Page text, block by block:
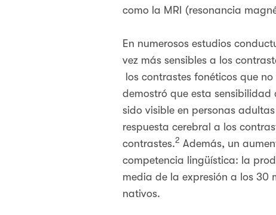
como la MRI (resonancia
En numerosos estudios
vez más sensibles a los
los contrastes fonéticos que
demostró que esta
sido visible en personas
respuesta cerebral a los
contrastes.2 Además, un
competencia lingüística: la
media de la expresión a los 30
nativos.